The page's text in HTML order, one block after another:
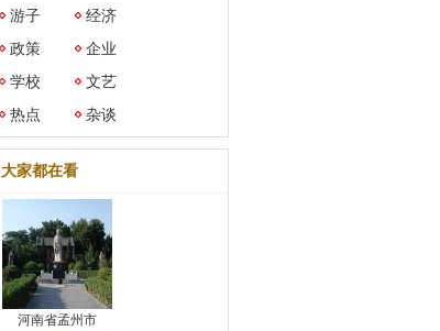
游子
经济
政策
企业
学校
文艺
热点
杂谈
大家都在看
河南省孟州市